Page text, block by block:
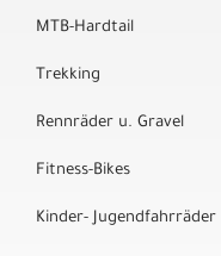
MTB-Hardtail
Trekking
Rennräder u. Gravel
Fitness-Bikes
Kinder- Jugendfahrräder